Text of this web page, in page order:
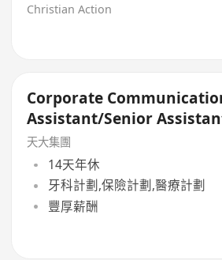
Christian Action
Corporate
Assistant/Senior
天大集團
14天年休
牙科計劃,保險計劃,醫療計劃
豐厚薪酬